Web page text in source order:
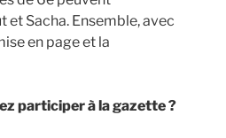
et Sacha. Ensemble, avec
en page et la
participer à la gazette ?